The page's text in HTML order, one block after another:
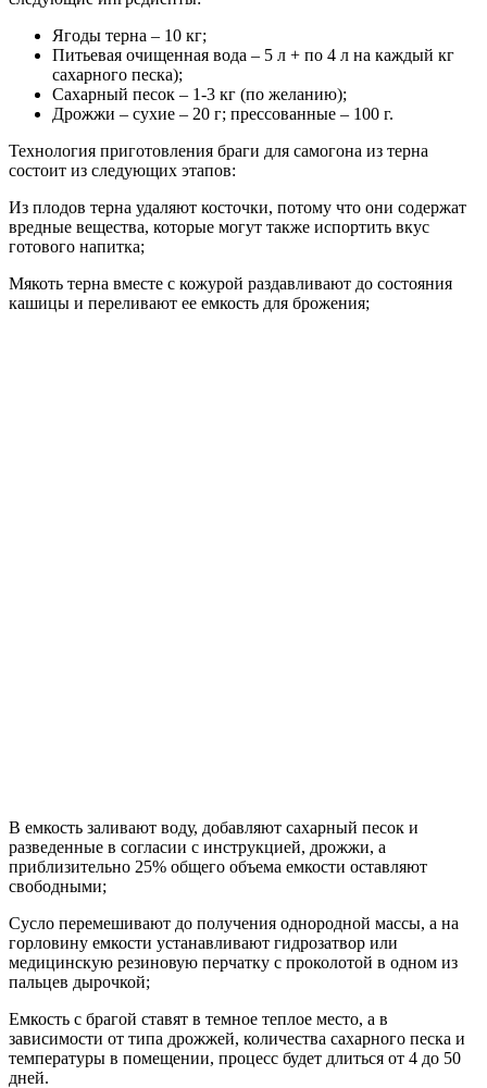
Ягоды терна – 10 кг;
Питьевая очищенная вода – 5 л + по 4 л на каждый кг
сахарного песка);
Сахарный песок – 1-3 кг (по желанию);
Дрожжи – сухие – 20 г; прессованные – 100 г.
Технология приготовления браги для самогона из терна
состоит из следующих этапов:
Из плодов терна удаляют косточки, потому что они содержат
вредные вещества, которые могут также испортить вкус
готового напитка;
Мякоть терна вместе с кожурой раздавливают до состояния
кашицы и переливают ее емкость для брожения;
В емкость заливают воду, добавляют сахарный песок и
разведенные в согласии с инструкцией, дрожжи, а
приблизительно 25% общего объема емкости оставляют
свободными;
Сусло перемешивают до получения однородной массы, а на
горловину емкости устанавливают гидрозатвор или
медицинскую резиновую перчатку с проколотой в одном из
пальцев дырочкой;
Емкость с брагой ставят в темное теплое место, а в
зависимости от типа дрожжей, количества сахарного песка и
температуры в помещении, процесс будет длиться от 4 до 50
дней.